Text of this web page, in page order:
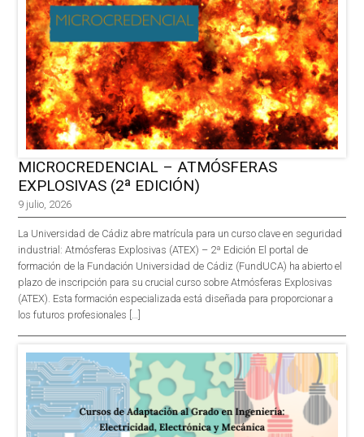
MICROCREDENCIAL – ATMÓSFERAS
EXPLOSIVAS (2ª EDICIÓN)
9 julio, 2026
La Universidad de Cádiz abre matrícula para un curso clave en seguridad
industrial: Atmósferas Explosivas (ATEX) – 2ª Edición El portal de
formación de la Fundación Universidad de Cádiz (FundUCA) ha abierto el
plazo de inscripción para su crucial curso sobre Atmósferas Explosivas
(ATEX). Esta formación especializada está diseñada para proporcionar a
los futuros profesionales […]